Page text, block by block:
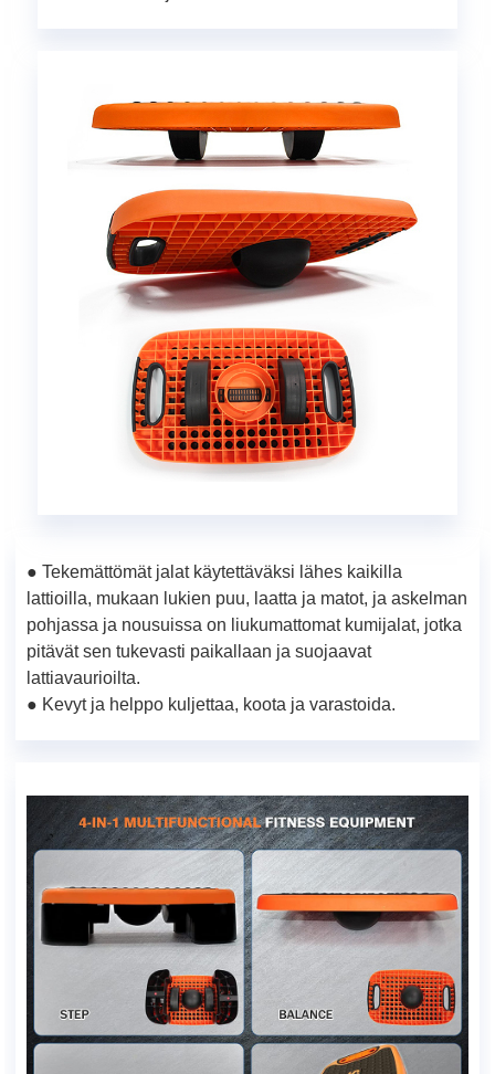
● Tekemättömät jalat käytettäväksi lähes kaikilla
lattioilla, mukaan lukien puu, laatta ja matot, ja askelman
pohjassa ja nousuissa on liukumattomat kumijalat, jotka
pitävät sen tukevasti paikallaan ja suojaavat
lattiavaurioilta.
● Kevyt ja helppo kuljettaa, koota ja varastoida.